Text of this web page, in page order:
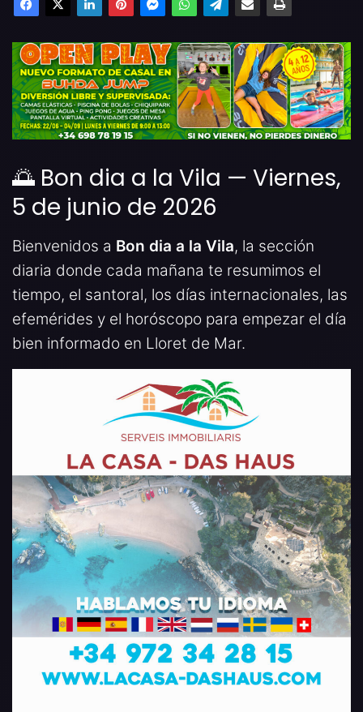
🌅 Bon dia a la Vila — Viernes,
5 de junio de 2026
Bienvenidos a Bon dia a la Vila, la sección
diaria donde cada mañana te resumimos el
tiempo, el santoral, los días internacionales, las
efemérides y el horóscopo para empezar el día
bien informado en Lloret de Mar.